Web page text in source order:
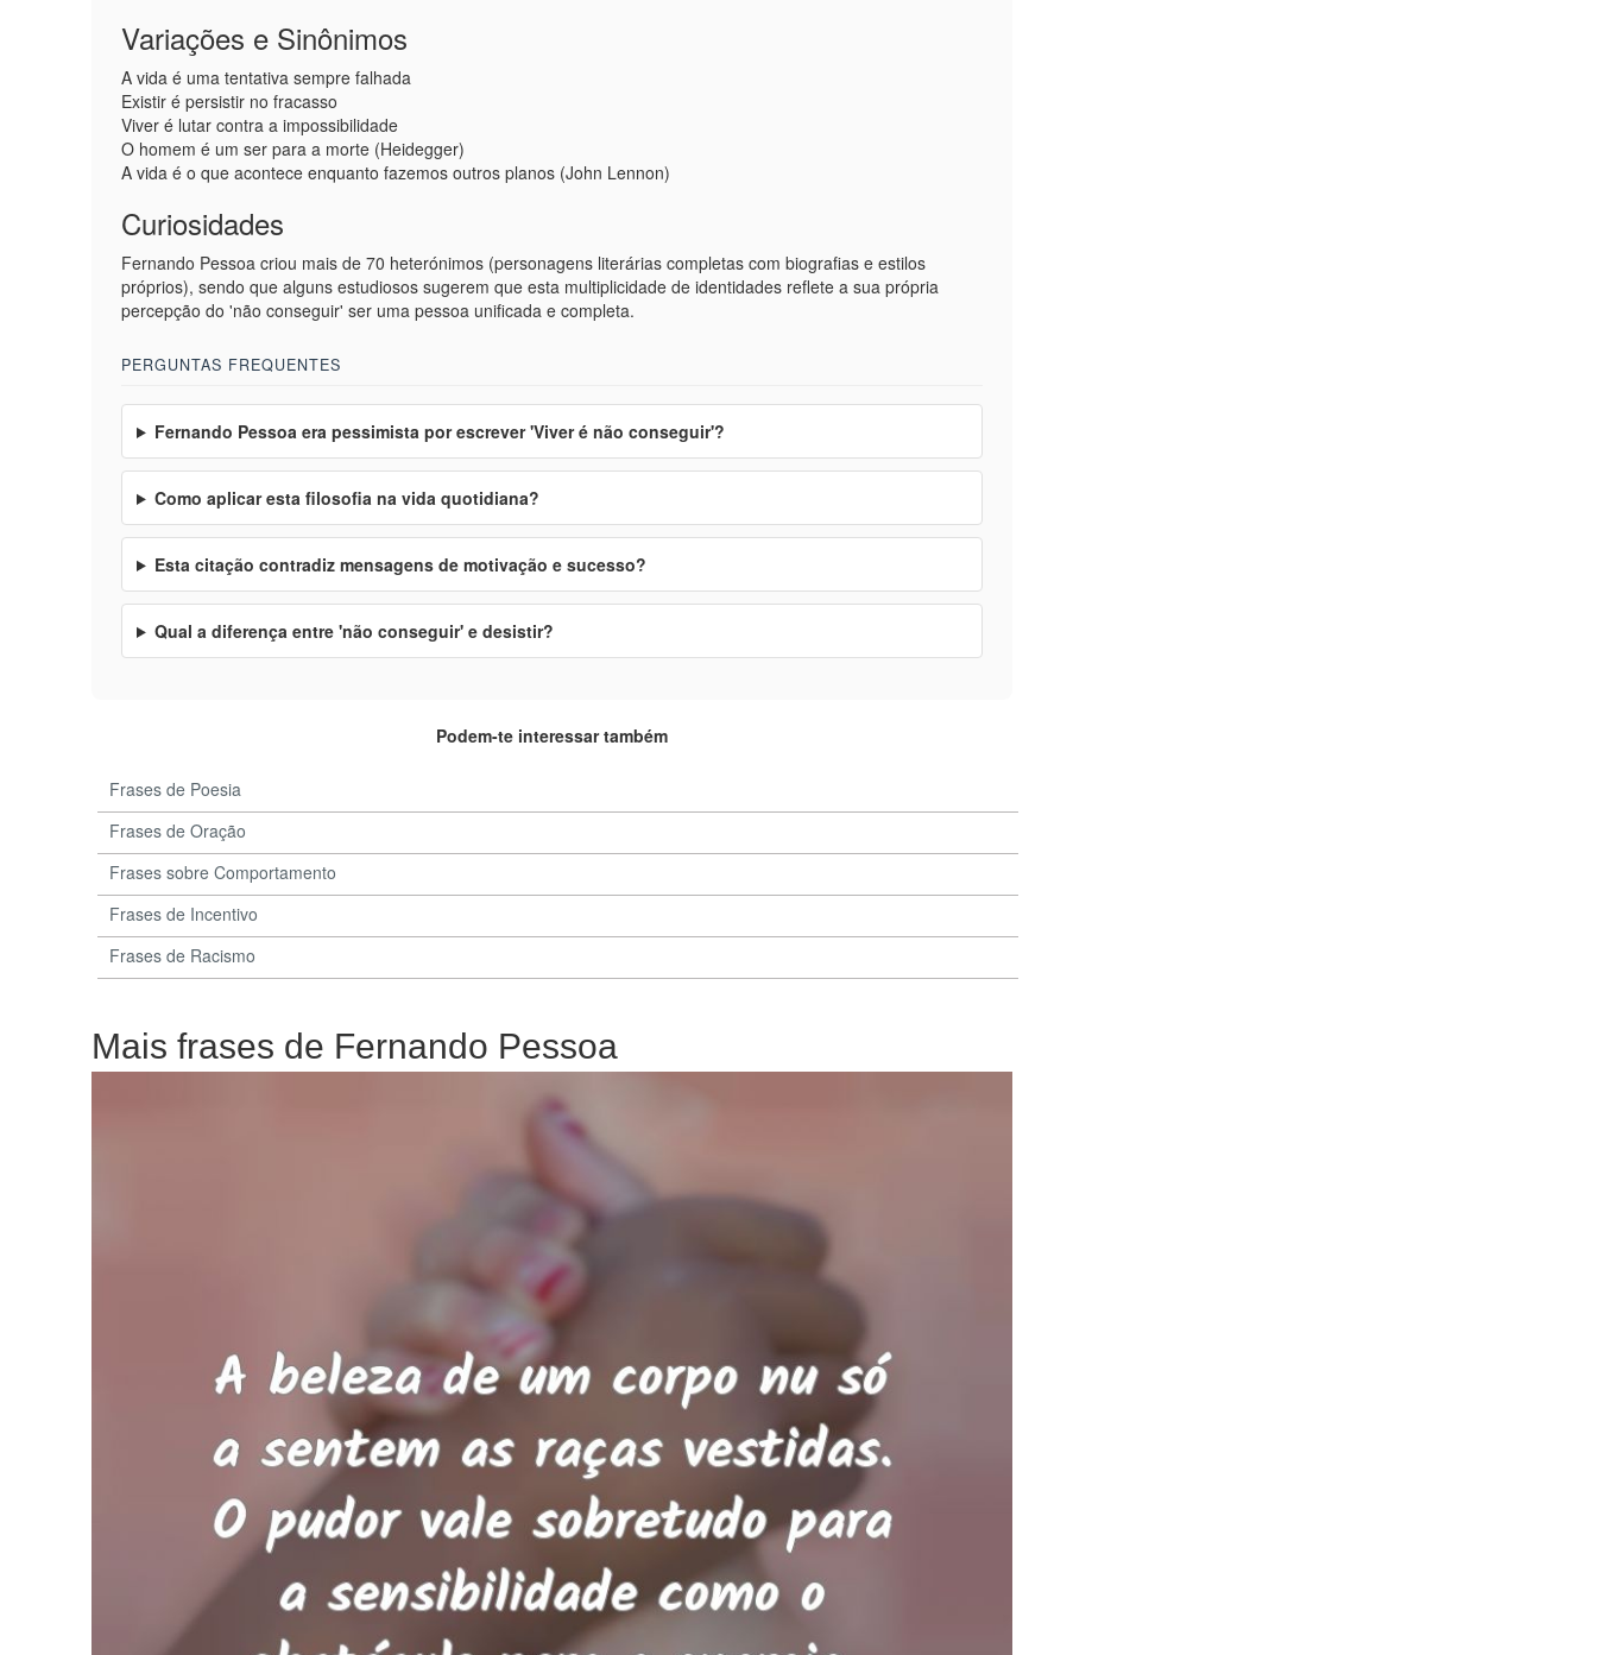
Variações e Sinônimos
A vida é uma tentativa sempre falhada
Existir é persistir no fracasso
Viver é lutar contra a impossibilidade
O homem é um ser para a morte (Heidegger)
A vida é o que acontece enquanto fazemos outros planos (John Lennon)
Curiosidades
Fernando Pessoa criou mais de 70 heterónimos (personagens literárias completas com biografias e estilos
próprios), sendo que alguns estudiosos sugerem que esta multiplicidade de identidades reflete a sua própria
percepção do 'não conseguir' ser uma pessoa unificada e completa.
PERGUNTAS FREQUENTES
Fernando Pessoa era pessimista por escrever 'Viver é não conseguir'?
Como aplicar esta filosofia na vida quotidiana?
Esta citação contradiz mensagens de motivação e sucesso?
Qual a diferença entre 'não conseguir' e desistir?
Podem-te interessar também
Frases de Poesia
Frases de Oração
Frases sobre Comportamento
Frases de Incentivo
Frases de Racismo
Mais frases de Fernando Pessoa